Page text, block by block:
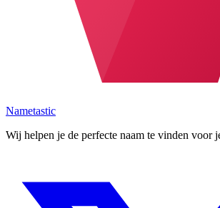
Nametastic
Wij helpen je de perfecte naam te vinden voor